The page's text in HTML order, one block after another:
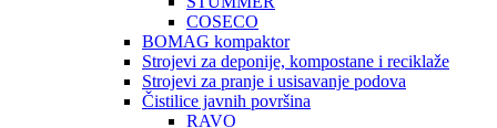
COSECO
BOMAG kompaktor
Strojevi za deponije, kompostane i reciklaže
Strojevi za pranje i usisavanje podova
Čistilice javnih površina
RAVO